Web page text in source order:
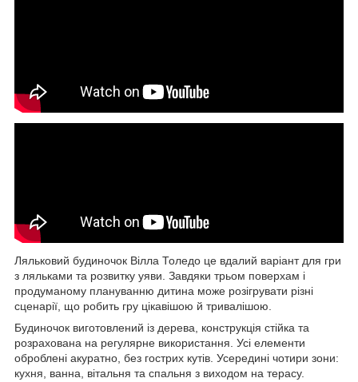
Ляльковий будиночок Вілла Толедо це вдалий варіант для гри
з ляльками та розвитку уяви. Завдяки трьом поверхам і
продуманому плануванню дитина може розігрувати різні
сценарії, що робить гру цікавішою й тривалішою.
Будиночок виготовлений із дерева, конструкція стійка та
розрахована на регулярне використання. Усі елементи
оброблені акуратно, без гострих кутів. Усередині чотири зони:
кухня, ванна, вітальня та спальня з виходом на терасу.